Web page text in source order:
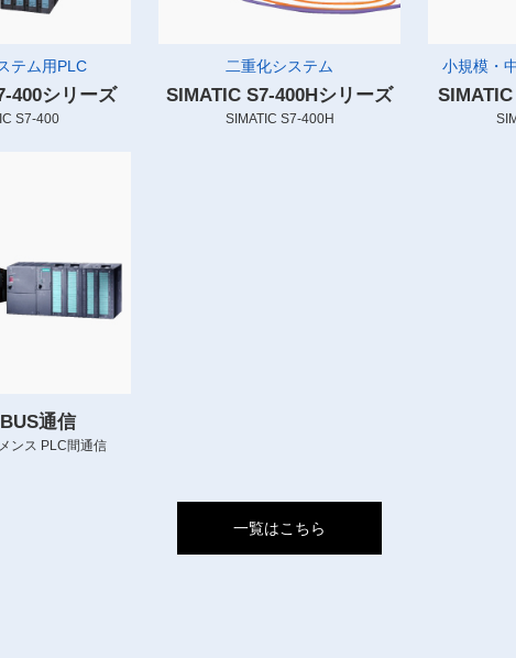
テム用PLC
400シリーズ
S7-400
二重化システム
SIMATIC S7-400Hシリーズ
SIMATIC S7-400H
小規模・
通信
ンス PLC間通信
一覧はこちら